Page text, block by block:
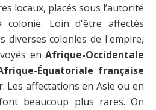
locaux, placés sous l’autorité
Loin d'être affectés
diverses colonies de l'empire,
en Afrique-Occidentale
Équatoriale française
. Les affectations en Asie ou en
beaucoup plus rares. On